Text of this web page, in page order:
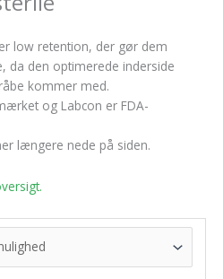
low retention, der gør dem
da den optimerede inderside
kommer med.
og Labcon er FDA-
længere nede på siden.